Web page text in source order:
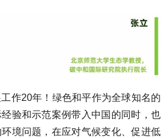
作20年！绿色和平作为全球知名的
验和示范案例带入中国的同时，也
境问题，在应对气候变化、促进低